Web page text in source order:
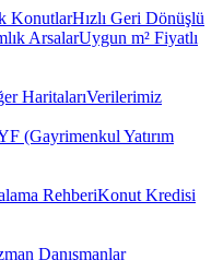
KonutlarHızlı Geri Dönüşlü
ArsalarUygun m² Fiyatlı
HaritalarıVerilerimiz
(Gayrimenkul Yatırım
RehberiKonut Kredisi
Danışmanlar